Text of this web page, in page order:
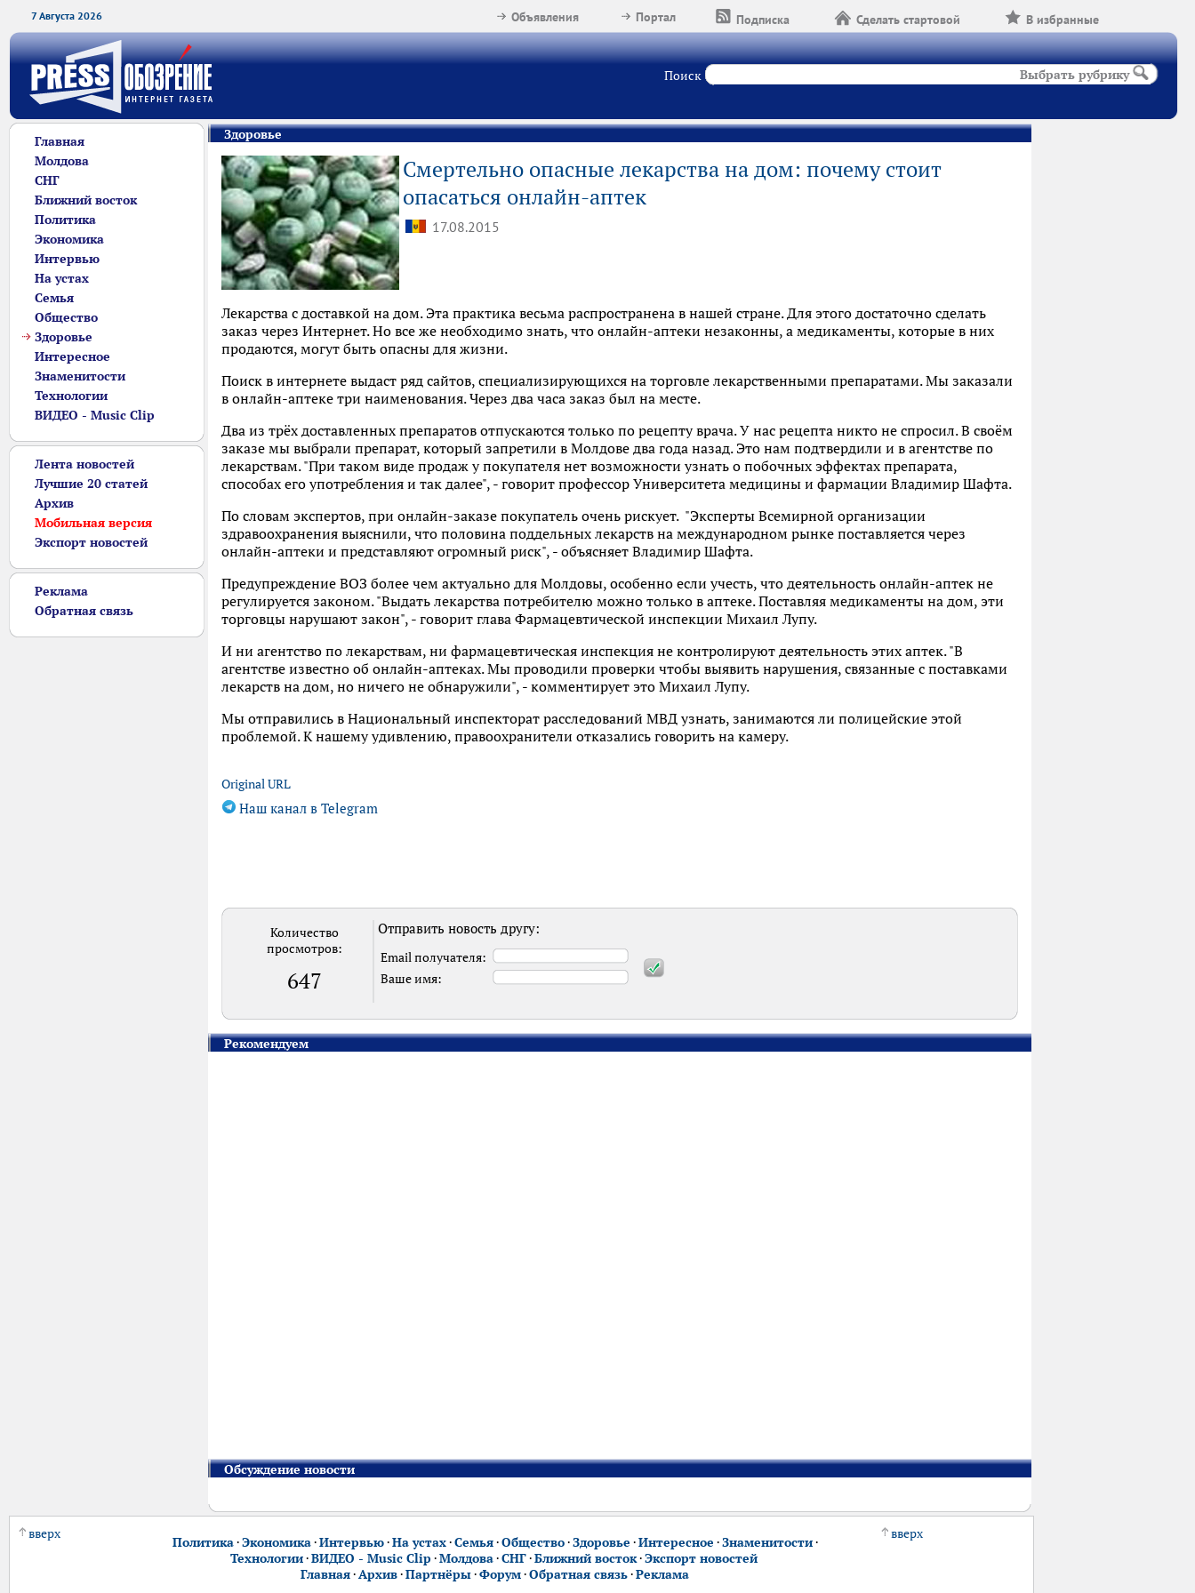
7 Августа 2026 В избранные
Сделать стартовой
Подписка
Портал
Объявления
Поиск Выбрать рубрику
Главная
Молдова
СНГ
Ближний восток
Политика
Экономика
Интервью
На устах
Семья
Общество
Здоровье
Интересное
Знаменитости
Технологии
ВИДЕО - Music Clip
Лента новостей
Лучшие 20 статей
Архив
Мобильная версия
Экспорт новостей
Реклама
Обратная связь
Здоровье
Смертельно опасные лекарства на дом: почему стоит
опасаться онлайн-аптек
17.08.2015
Лекарства с доставкой на дом. Эта практика весьма распространена в нашей стране. Для этого достаточно сделать
заказ через Интернет. Но все же необходимо знать, что онлайн-аптеки незаконны, а медикаменты, которые в них
продаются, могут быть опасны для жизни.
Поиск в интернете выдаст ряд сайтов, специализирующихся на торговле лекарственными препаратами. Мы заказали
в онлайн-аптеке три наименования. Через два часа заказ был на месте.
Два из трёх доставленных препаратов отпускаются только по рецепту врача. У нас рецепта никто не спросил. В своём
заказе мы выбрали препарат, который запретили в Молдове два года назад. Это нам подтвердили и в агентстве по
лекарствам. "При таком виде продаж у покупателя нет возможности узнать о побочных эффектах препарата,
способах его употребления и так далее", - говорит профессор Университета медицины и фармации Владимир Шафта.
По словам экспертов, при онлайн-заказе покупатель очень рискует. "Эксперты Всемирной организации
здравоохранения выяснили, что половина поддельных лекарств на международном рынке поставляется через
онлайн-аптеки и представляют огромный риск", - объясняет Владимир Шафта.
Предупреждение ВОЗ более чем актуально для Молдовы, особенно если учесть, что деятельность онлайн-аптек не
регулируется законом. "Выдать лекарства потребителю можно только в аптеке. Поставляя медикаменты на дом, эти
торговцы нарушают закон", - говорит глава Фармацевтической инспекции Михаил Лупу.
И ни агентство по лекарствам, ни фармацевтическая инспекция не контролируют деятельность этих аптек. "В
агентстве известно об онлайн-аптеках. Мы проводили проверки чтобы выявить нарушения, связанные с поставками
лекарств на дом, но ничего не обнаружили", - комментирует это Михаил Лупу.
Мы отправились в Национальный инспекторат расследований МВД узнать, занимаются ли полицейские этой
проблемой. К нашему удивлению, правоохранители отказались говорить на камеру.
Original URL
Наш канал в Telegram
Количество
просмотров:
647
Отправить новость другу:
Email получателя:
Ваше имя:
Рекомендуем
Обсуждение новости
вверх
Политика·Экономика·Интервью·На устах·Семья·Общество·Здоровье ·Интересное ·Знаменитости·
Технологии·ВИДЕО - Music Clip ·Молдова·СНГ·Ближний восток·Экспорт новостей
Главная·Архив·Партнёры·Форум·Обратная связь·Реклама
вверх